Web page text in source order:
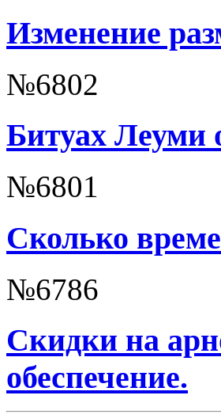
Изменение
№6802
Битуах Леуми
№6801
Сколько
№6786
Скидки на
обеспечение.